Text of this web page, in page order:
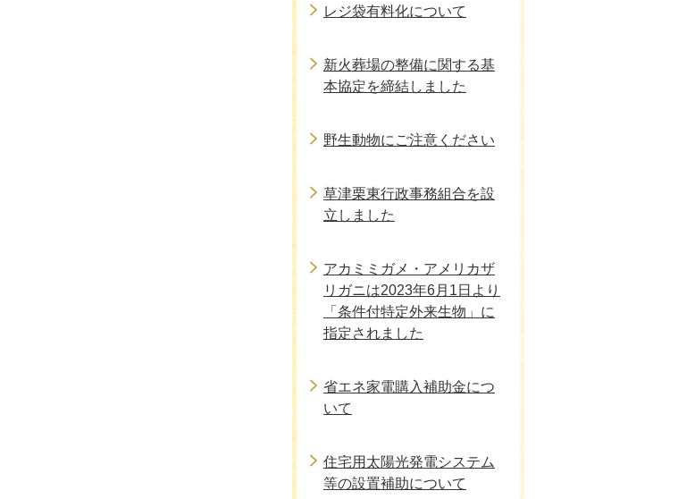
レジ袋有料化について
新火葬場の整備に関する基
本協定を締結しました
野生動物にご注意ください
草津栗東行政事務組合を設
立しました
アカミミガメ・アメリカザ
リガニは2023年6月1日より
「条件付特定外来生物」に
指定されました
省エネ家電購入補助金につ
いて
住宅用太陽光発電システム
等の設置補助について